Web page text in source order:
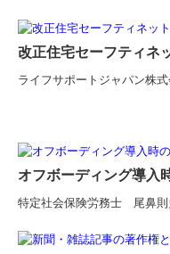
改正住宅セーフティネ
ライフサポートジャパン
オフボーディング導入
特定社会保険労務士 尾鼻則